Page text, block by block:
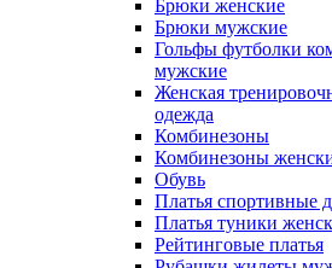
Брюки женские
Брюки мужские
Гольфы футболки
мужские
Женская
одежда
Комбинезоны
Комбинезоны
Обувь
Платья спортивные
Платья туники
Рейтинговые платья